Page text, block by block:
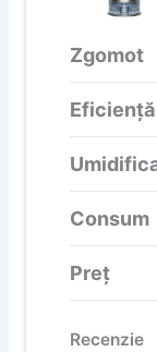
Zgomot
Consum
Preț
Recenzie